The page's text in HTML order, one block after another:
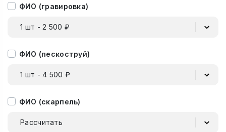
ФИО (гравировка)
1 шт - 2 500 ₽
ФИО (пескоструй)
1 шт - 4 500 ₽
ФИО (скарпель)
Рассчитать